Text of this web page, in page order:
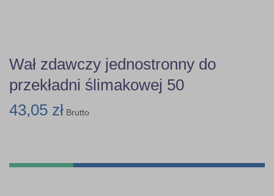
Wał zdawczy jednostronny do
przekładni ślimakowej 50
43,05 zł Brutto